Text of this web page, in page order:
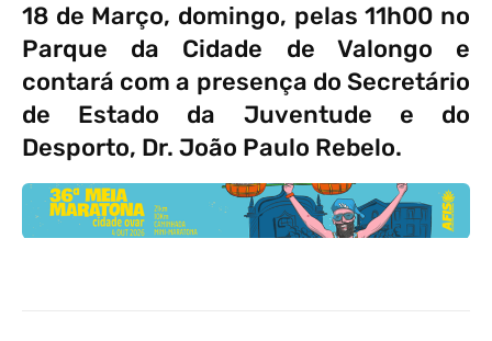
18 de Março, domingo, pelas 11h00 no
Parque da Cidade de Valongo e
contará com a presença do Secretário
de Estado da Juventude e do
Desporto, Dr. João Paulo Rebelo.